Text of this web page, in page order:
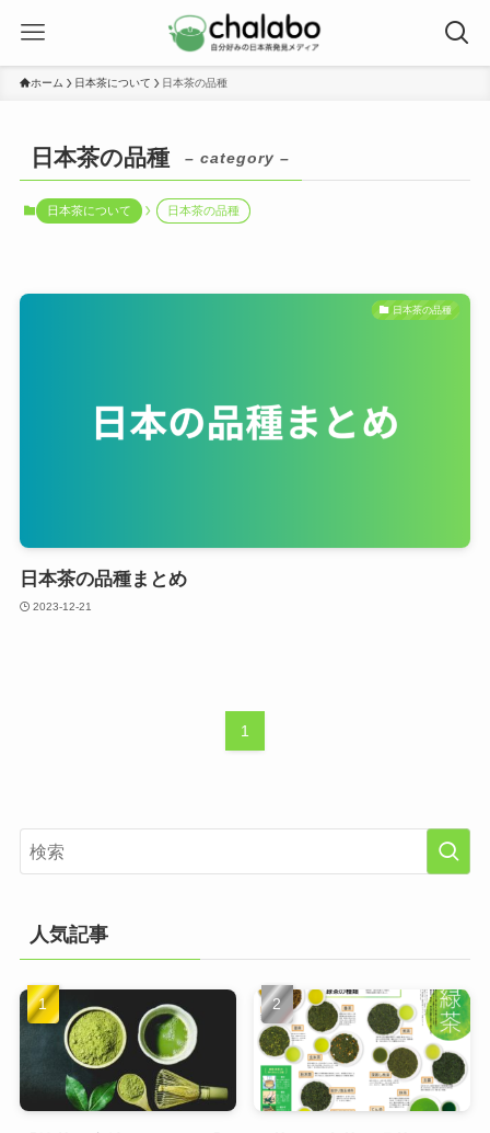
ホーム 日本茶について 日本茶の品種
日本茶の品種 – category –
日本茶について 日本茶の品種
日本茶の品種
日本茶の品種まとめ
2023-12-21
1
人気記事